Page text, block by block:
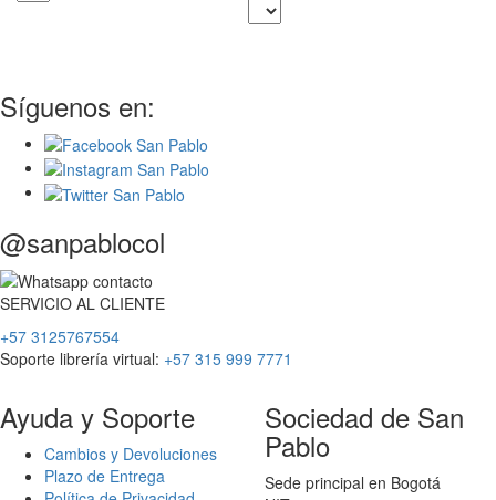
Síguenos en:
@sanpablocol
SERVICIO AL CLIENTE
+57 3125767554
Soporte librería virtual: +57 315 999 7771
Ayuda y Soporte
Cambios y Devoluciones
Plazo de Entrega
Sociedad de San
Pablo
Sede principal en Bogotá